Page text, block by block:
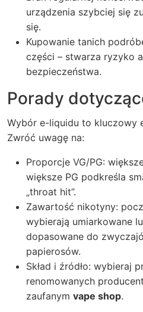
urządzenia szybciej się
się.
Kupowanie tanich
części – stwarza ryzyko
bezpieczeństwa.
Porady
Wybór e-liquidu to kluczowy
Zwróć uwagę na:
Proporcje VG/PG:
większe PG podkreśla
„throat hit”.
Zawartość nikotyny:
wybierają umiarkowane
dopasowane do
papierosów.
Skład i źródło: wybieraj
renomowanych
zaufanym vape shop.